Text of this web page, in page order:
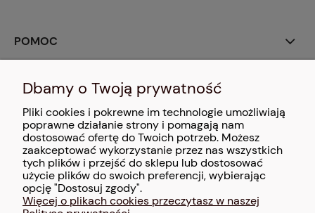
POMOC
PŁATNOŚCI I DOSTAWA
INFORMACJE
O NAS
Dbamy o Twoją prywatność
Pliki cookies i pokrewne im technologie umożliwiają
poprawne działanie strony i pomagają nam
dostosować ofertę do Twoich potrzeb. Możesz
zaakceptować wykorzystanie przez nas wszystkich
tych plików i przejść do sklepu lub dostosować
użycie plików do swoich preferencji, wybierając
opcję "Dostosuj zgody".
Więcej o plikach cookies przeczytasz w naszej